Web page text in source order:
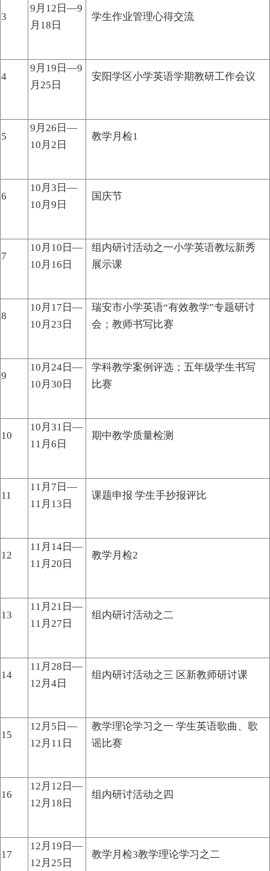
3
9月12日—9
月18日
学生作业管理心得交流
4
9月19日—9
月25日
安阳学区小学英语学期教研工作会议
5
9月26日—
10月2日
教学月检1
6
10月3日—
10月9日
国庆节
7
10月10日—
10月16日
组内研讨活动之一小学英语教坛新秀
展示课
8
10月17日—
10月23日
瑞安市小学英语“有效教学”专题研讨
会；教师书写比赛
9
10月24日—
10月30日
学科教学案例评选；五年级学生书写
比赛
10
10月31日—
11月6日
期中教学质量检测
11
11月7日—
11月13日
课题申报 学生手抄报评比
12
11月14日—
11月20日
教学月检2
13
11月21日—
11月27日
组内研讨活动之二
14
11月28日—
12月4日
组内研讨活动之三 区新教师研讨课
15
12月5日—
12月11日
教学理论学习之一 学生英语歌曲、歌
谣比赛
16
12月12日—
12月18日
组内研讨活动之四
17
12月19日—
12月25日
教学月检3教学理论学习之二